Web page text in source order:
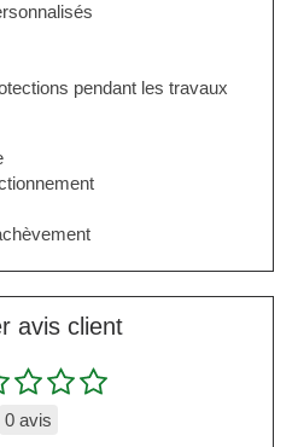
pendant les travaux
avis client
0 avis